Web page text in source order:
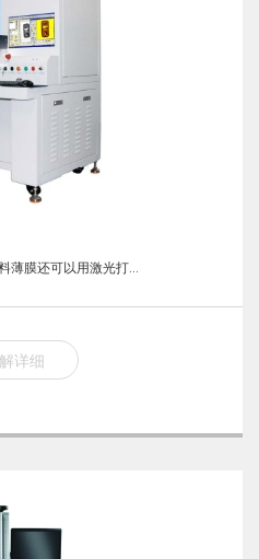
薄膜还可以用激光打...
详细